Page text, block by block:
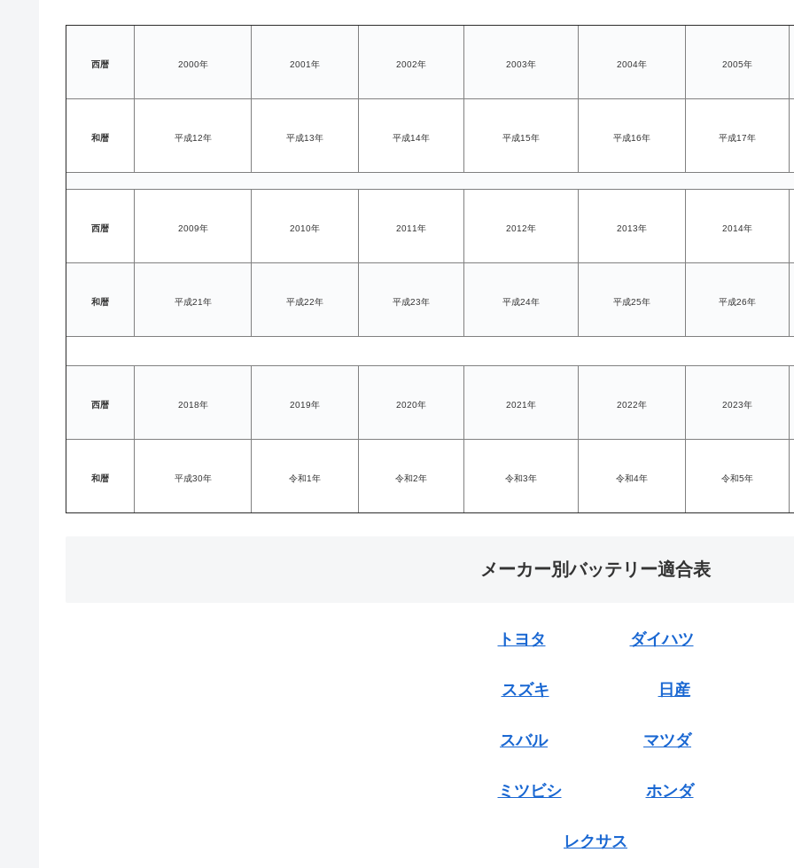
西暦 2000年 2001年 2002年 2003年 2004年 2005年
和暦 平成12年 平成13年 平成14年 平成15年 平成16年 平成17年
西暦 2009年 2010年 2011年 2012年 2013年 2014年
和暦 平成21年 平成22年 平成23年 平成24年 平成25年 平成26年
西暦 2018年 2019年 2020年 2021年 2022年 2023年
和暦 平成30年 令和1年 令和2年 令和3年 令和4年 令和5年
メーカー別バッテリー適合表
トヨタ ダイハツ
スズキ 日産
スバル マツダ
ミツビシ ホンダ
レクサス